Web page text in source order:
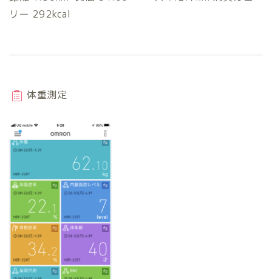
リー 292kcal
体重測定